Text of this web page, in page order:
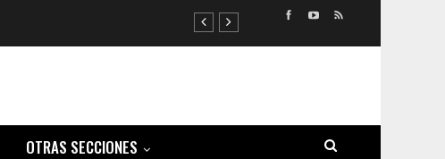
OTRAS SECCIONES